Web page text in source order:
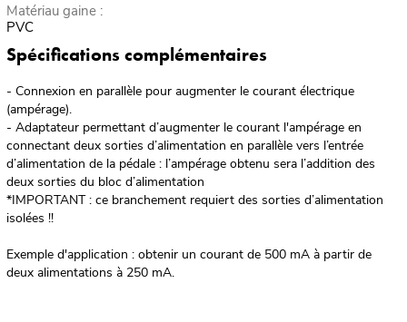
Matériau gaine :
PVC
Spécifications complémentaires
- Connexion en parallèle pour augmenter le courant électrique
(ampérage).
- Adaptateur permettant d’augmenter le courant l'ampérage en
connectant deux sorties d’alimentation en parallèle vers l’entrée
d’alimentation de la pédale : l’ampérage obtenu sera l’addition des
deux sorties du bloc d’alimentation
*IMPORTANT : ce branchement requiert des sorties d’alimentation
isolées !!
Exemple d'application : obtenir un courant de 500 mA à partir de
deux alimentations à 250 mA.